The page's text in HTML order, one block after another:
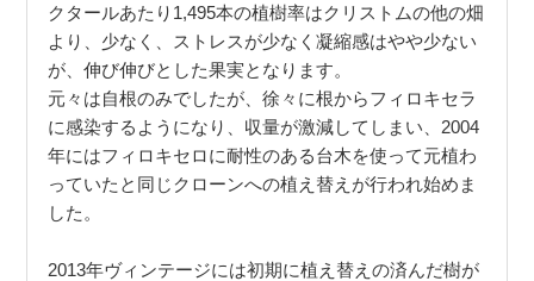
クタールあたり1,495本の植樹率はクリストムの他の畑
より、少なく、ストレスが少なく凝縮感はやや少ない
が、伸び伸びとした果実となります。
元々は自根のみでしたが、徐々に根からフィロキセラ
に感染するようになり、収量が激減してしまい、2004
年にはフィロキセロに耐性のある台木を使って元植わ
っていたと同じクローンへの植え替えが行われ始めま
した。
2013年ヴィンテージには初期に植え替えの済んだ樹が